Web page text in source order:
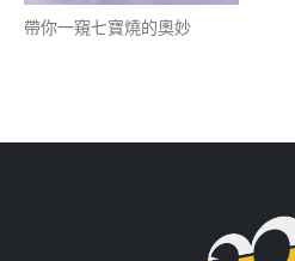
帶你一窺七寶燒的奧妙